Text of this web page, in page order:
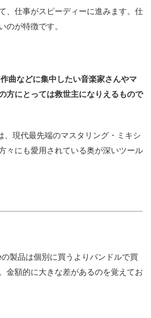
、仕事がスピーディーに進みます。仕
のが特徴です。
曲などに集中したい音楽家さんやマ
方にとっては救世主になりえるもので
、現代最先端のマスタリング・ミキシ
々にも愛用されている奥が深いツール
製品は個別に買うよりバンドルで買
金額的に大きな差があるのを覚えてお